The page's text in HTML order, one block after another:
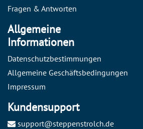
Fragen & Antworten
Allgemeine
Informationen
Datenschutzbestimmungen
Allgemeine Geschäftsbedingungen
Impressum
Kundensupport
support@steppenstrolch.de